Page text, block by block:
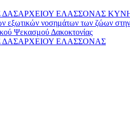
ΕΛΑΣΣΟΝΑΣ
νοσημάτων των ζώων
Ψεκασμού Δακοκτονίας
ΔΑΣΑΡΧΕΙΟΥ ΕΛΑΣΣΟΝΑΣ